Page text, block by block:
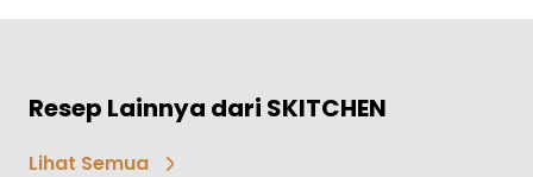
Resep Lainnya dari SKITCHEN
Lihat Semua